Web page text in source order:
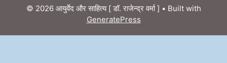
© 2026 आयुर्वेद और साहित्य [ डॉ. राजेन्द्र वर्मा ] • Built with
GeneratePress